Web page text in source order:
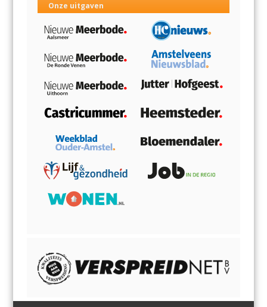
Onze uitgaven